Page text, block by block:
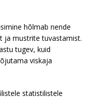
hõlmab nende
ja mustrite tuvastamist.
tugev, kuid
viskaja
statistilistele